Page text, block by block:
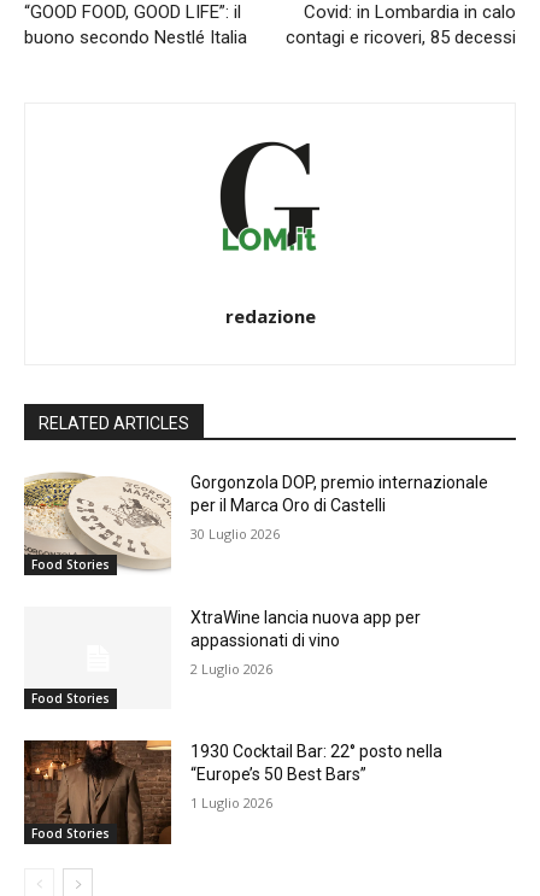
“GOOD FOOD, GOOD LIFE”: il
buono secondo Nestlé Italia
Covid: in Lombardia in calo
contagi e ricoveri, 85 decessi
redazione
RELATED ARTICLES
Food Stories
Gorgonzola DOP, premio internazionale
per il Marca Oro di Castelli
30 Luglio 2026
Food Stories
XtraWine lancia nuova app per
appassionati di vino
2 Luglio 2026
Food Stories
1930 Cocktail Bar: 22° posto nella
“Europe’s 50 Best Bars”
1 Luglio 2026